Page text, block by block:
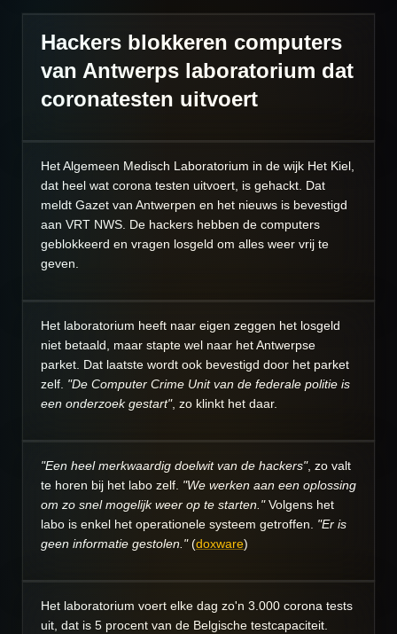
Hackers blokkeren computers
van Antwerps laboratorium dat
coronatesten uitvoert
Het Algemeen Medisch Laboratorium in de wijk Het Kiel,
dat heel wat corona testen uitvoert, is gehackt. Dat
meldt Gazet van Antwerpen en het nieuws is bevestigd
aan VRT NWS. De hackers hebben de computers
geblokkeerd en vragen losgeld om alles weer vrij te
geven.
Het laboratorium heeft naar eigen zeggen het losgeld
niet betaald, maar stapte wel naar het Antwerpse
parket. Dat laatste wordt ook bevestigd door het parket
zelf. "De Computer Crime Unit van de federale politie is
een onderzoek gestart", zo klinkt het daar.
"Een heel merkwaardig doelwit van de hackers", zo valt
te horen bij het labo zelf. "We werken aan een oplossing
om zo snel mogelijk weer op te starten."Volgens het
labo is enkel het operationele systeem getroffen. "Er is
geen informatie gestolen."(doxware)
Het laboratorium voert elke dag zo'n 3.000 corona tests
uit, dat is 5 procent van de Belgische testcapaciteit.